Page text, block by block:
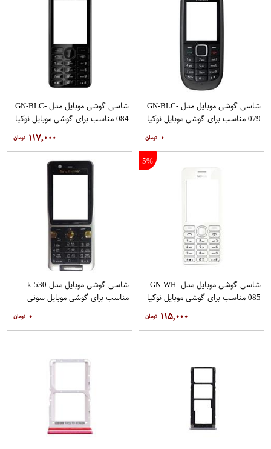
شاسی گوشی موبایل مدل GN-BLC-
079 مناسب برای گوشی موبایل نوکیا
۰
شاسی گوشی موبایل مدل GN-BLC-
084 مناسب برای گوشی موبایل نوکیا
۱۱۷,۰۰۰
5%
شاسی گوشی موبایل مدل GN-WH-
085 مناسب برای گوشی موبایل نوکیا
۱۱۵,۰۰۰
شاسی گوشی موبایل مدل k-530
مناسب برای گوشی موبایل سونی
۰